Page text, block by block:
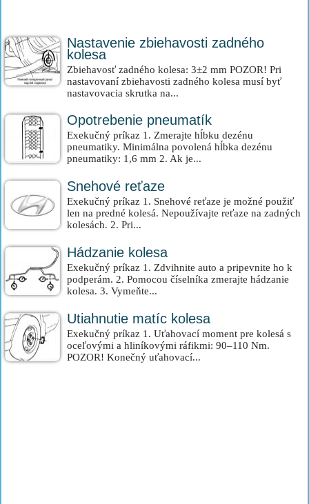
Nastavenie zbiehavosti zadného
kolesa
Zbiehavosť zadného kolesa: 3±2 mm POZOR! Pri
nastavovaní zbiehavosti zadného kolesa musí byť
nastavovacia skrutka na...
Opotrebenie pneumatík
Exekučný príkaz 1. Zmerajte hĺbku dezénu
pneumatiky. Minimálna povolená hĺbka dezénu
pneumatiky: 1,6 mm 2. Ak je...
Snehové reťaze
Exekučný príkaz 1. Snehové reťaze je možné použiť
len na predné kolesá. Nepoužívajte reťaze na zadných
kolesách. 2. Pri...
Hádzanie kolesa
Exekučný príkaz 1. Zdvihnite auto a pripevnite ho k
podperám. 2. Pomocou číselníka zmerajte hádzanie
kolesa. 3. Vymeňte...
Utiahnutie matíc kolesa
Exekučný príkaz 1. Uťahovací moment pre kolesá s
oceľovými a hliníkovými ráfikmi: 90–110 Nm.
POZOR! Konečný uťahovací...